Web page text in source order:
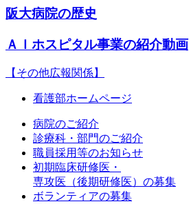
阪大病院の歴史
ＡＩホスピタル事業の紹介動画
【その他広報関係】
看護部ホームページ
病院のご紹介
診療科・部門のご紹介
職員採用等のお知らせ
初期臨床研修医・
専攻医（後期研修医）の募集
ボランティアの募集